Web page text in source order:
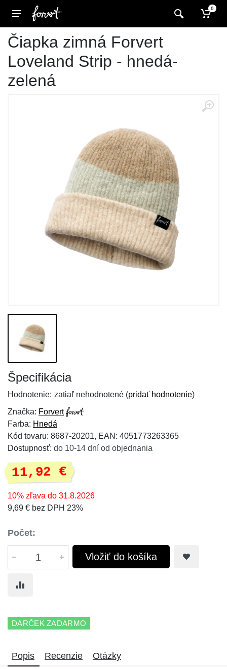
0
Čiapka zimná Forvert
Loveland Strip - hnedá-
zelená
Špecifikácia
Hodnotenie: zatiaľ nehodnotené (pridať hodnotenie)
Značka: Forvert
Farba: Hnedá
Kód tovaru: 8687-20201, EAN: 4051773263365
Dostupnosť: do 10-14 dní od objednania
11,92 €
10% zľava do 31.8.2026
9,69 € bez DPH 23%
Počet:
Vložiť do košíka
DARČEK ZADARMO
Popis Recenzie Otázky